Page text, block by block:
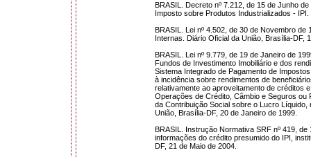
BRASIL. Decreto nº 7.212, de 15 de Junho
Imposto sobre Produtos Industrializados -
BRASIL. Lei nº 4.502, de 30 de Novembro
Internas. Diário Oficial da União, Brasília-DF,
BRASIL. Lei nº 9.779, de 19 de Janeiro de
Fundos de Investimento Imobiliário e dos
Sistema Integrado de Pagamento de
à incidência sobre rendimentos de
relativamente ao aproveitamento de créditos
Operações de Crédito, Câmbio e Seguros
da Contribuição Social sobre o Lucro
União, Brasília-DF, 20 de Janeiro de 1999.
BRASIL. Instrução Normativa SRF nº 419,
informações do crédito presumido do IPI,
DF, 21 de Maio de 2004.